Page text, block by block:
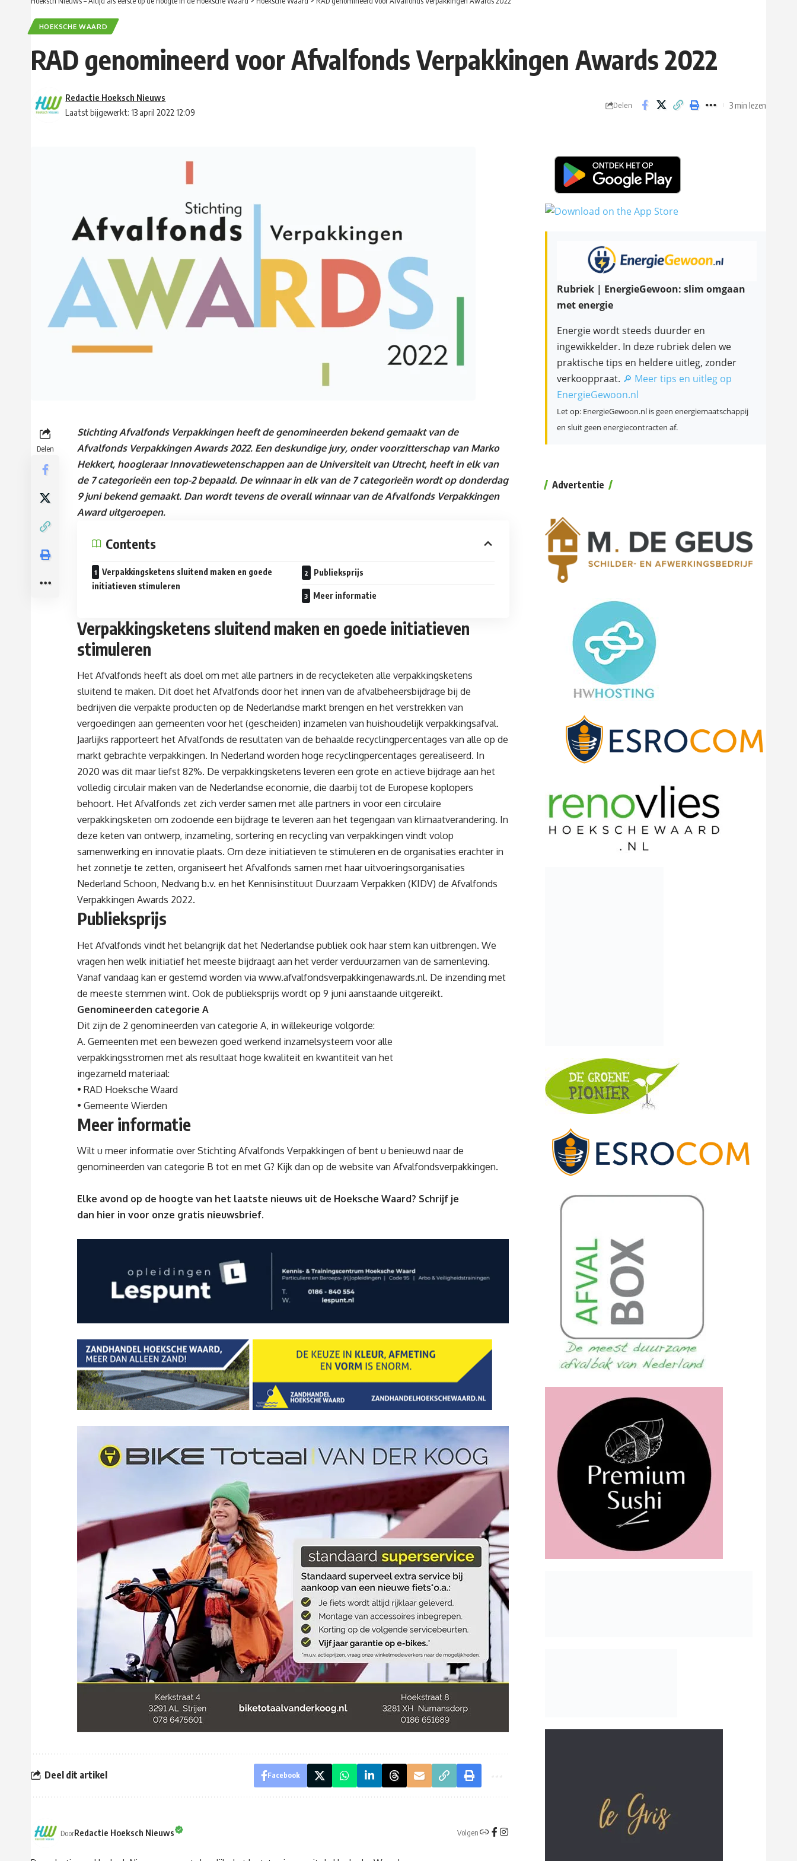
HOEKSCHE WAARD
RAD genomineerd voor Afvalfonds Verpakkingen Awards 2022
Laatst bijgewerkt: 13 april 2022 12:09
Redactie Hoeksch Nieuws
Delen 3 min lezen
Delen
Stichting Afvalfonds Verpakkingen heeft de genomineerden bekend gemaakt van de
Afvalfonds Verpakkingen Awards 2022. Een deskundige jury, onder voorzitterschap van Marko
Hekkert, hoogleraar Innovatiewetenschappen aan de Universiteit van Utrecht, heeft in elk van
de 7 categorieën een top-2 bepaald. De winnaar in elk van de 7 categorieën wordt op donderdag
9 juni bekend gemaakt. Dan wordt tevens de overall winnaar van de Afvalfonds Verpakkingen
Award uitgeroepen.
Contents
Verpakkingsketens sluitend maken en goede
initiatieven stimuleren
Publieksprijs
Meer informatie
Verpakkingsketens sluitend maken en goede initiatieven
stimuleren
Het Afvalfonds heeft als doel om met alle partners in de recycleketen alle verpakkingsketens
sluitend te maken. Dit doet het Afvalfonds door het innen van de afvalbeheersbijdrage bij de
bedrijven die verpakte producten op de Nederlandse markt brengen en het verstrekken van
vergoedingen aan gemeenten voor het (gescheiden) inzamelen van huishoudelijk verpakkingsafval.
Jaarlijks rapporteert het Afvalfonds de resultaten van de behaalde recyclingpercentages van alle op de
markt gebrachte verpakkingen. In Nederland worden hoge recyclingpercentages gerealiseerd. In
2020 was dit maar liefst 82%. De verpakkingsketens leveren een grote en actieve bijdrage aan het
volledig circulair maken van de Nederlandse economie, die daarbij tot de Europese koplopers
behoort. Het Afvalfonds zet zich verder samen met alle partners in voor een circulaire
verpakkingsketen om zodoende een bijdrage te leveren aan het tegengaan van klimaatverandering. In
deze keten van ontwerp, inzameling, sortering en recycling van verpakkingen vindt volop
samenwerking en innovatie plaats. Om deze initiatieven te stimuleren en de organisaties erachter in
het zonnetje te zetten, organiseert het Afvalfonds samen met haar uitvoeringsorganisaties
Nederland Schoon, Nedvang b.v. en het Kennisinstituut Duurzaam Verpakken (KIDV) de Afvalfonds
Verpakkingen Awards 2022.
Publieksprijs
Het Afvalfonds vindt het belangrijk dat het Nederlandse publiek ook haar stem kan uitbrengen. We
vragen hen welk initiatief het meeste bijdraagt aan het verder verduurzamen van de samenleving.
Vanaf vandaag kan er gestemd worden via www.afvalfondsverpakkingenawards.nl. De inzending met
de meeste stemmen wint. Ook de publieksprijs wordt op 9 juni aanstaande uitgereikt.
Genomineerden categorie A
Dit zijn de 2 genomineerden van categorie A, in willekeurige volgorde:
A. Gemeenten met een bewezen goed werkend inzamelsysteem voor alle
verpakkingsstromen met als resultaat hoge kwaliteit en kwantiteit van het
ingezameld materiaal:
• RAD Hoeksche Waard
• Gemeente Wierden
Meer informatie
Wilt u meer informatie over Stichting Afvalfonds Verpakkingen of bent u benieuwd naar de
genomineerden van categorie B tot en met G? Kijk dan op de website van Afvalfondsverpakkingen.
Elke avond op de hoogte van het laatste nieuws uit de Hoeksche Waard? Schrijf je
dan hier in voor onze gratis nieuwsbrief.
Deel dit artikel Facebook
DoorRedactie Hoeksch Nieuws Volgen
Rubriek | EnergieGewoon: slim omgaan
met energie
Energie wordt steeds duurder en
ingewikkelder. In deze rubriek delen we
praktische tips en heldere uitleg, zonder
verkooppraat. 🔎 Meer tips en uitleg op
EnergieGewoon.nl
Let op: EnergieGewoon.nl is geen energiemaatschappij
en sluit geen energiecontracten af.
Advertentie